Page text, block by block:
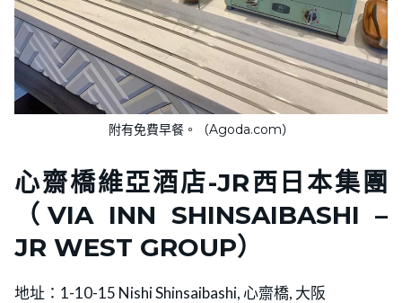
附有免費早餐。（Agoda.com）
心齋橋維亞酒店-JR西日本集團
（VIA INN SHINSAIBASHI –
JR WEST GROUP）
地址：1-10-15 Nishi Shinsaibashi, 心齋橋, 大阪